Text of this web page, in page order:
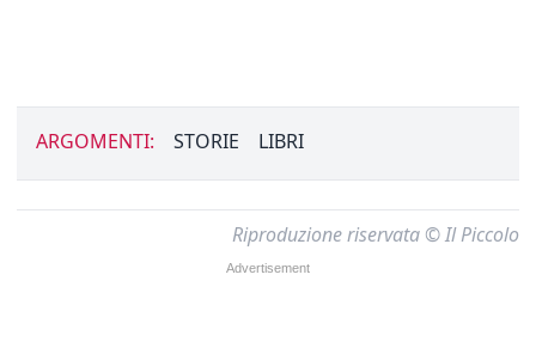
ARGOMENTI: STORIE LIBRI
Riproduzione riservata © Il Piccolo